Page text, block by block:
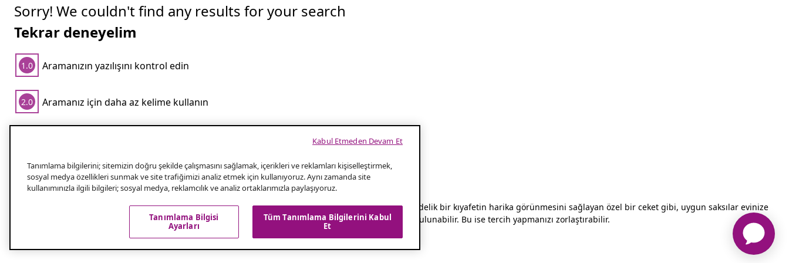
Sorry! We couldn't find any results for your search
Tekrar deneyelim
1.0 Aramanızın yazılışını kontrol edin
2.0 Aramanız için daha az kelime kullanın
Popüler aramalar
Eviniz için doğru saksıları nasıl seçersiniz?
İster iç ister dış kısımlarda kullanılsın, saksılar evinize görsel çekicilik katmanın harika bir yoludur. Gündelik bir kıyafetin harika görünmesini sağlayan özel bir ceket gibi, uygun saksılar evinize
anında harika bir hava getirecektir. Bununla birlikte, saksılar farklı malzemeler, şekiller ve boyutlarda bulunabilir. Bu ise tercih yapmanızı zorlaştırabilir.
Tanımlama bilgilerini; sitemizin doğru şekilde çalışmasını sağlamak, içerikleri ve reklamları kişiselleştirmek,
sosyal medya özellikleri sunmak ve site trafiğimizi analiz etmek için kullanıyoruz. Aynı zamanda site
kullanımınızla ilgili bilgileri; sosyal medya, reklamcılık ve analiz ortaklarımızla paylaşıyoruz.
Tüm Tanımlama Bilgilerini Kabul
Et
Tanımlama Bilgisi
Ayarları
Kabul Etmeden Devam Et